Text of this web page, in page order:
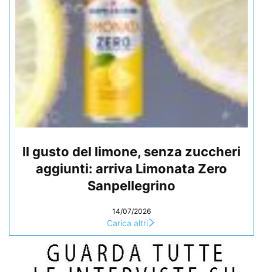
Il gusto del limone, senza zuccheri
aggiunti: arriva Limonata Zero
Sanpellegrino
14/07/2026
Carica altri